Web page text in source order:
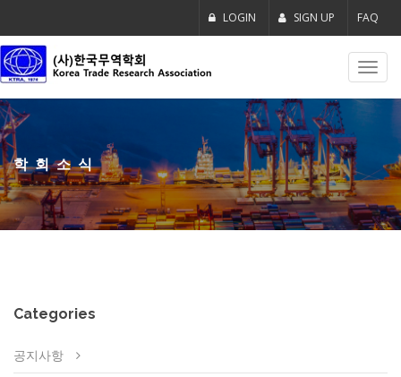
LOGIN SIGN UP FAQ
학회소식
Categories
공지사항